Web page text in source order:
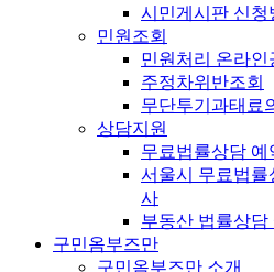
시민게시판 신청
민원조회
민원처리 온라인
주정차위반조회
무단투기과태료
상담지원
무료법률상담 예
서울시 무료법률
사
부동산 법률상담
구민옴부즈만
구민옴부즈만 소개